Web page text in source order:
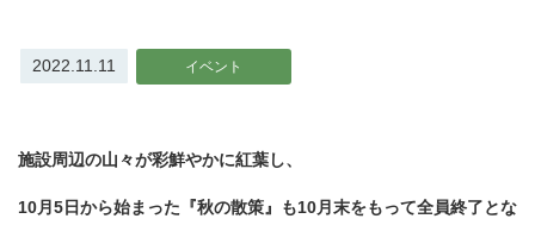
2022.11.11 イベント
施設周辺の山々が彩鮮やかに紅葉し、
10月5日から始まった『秋の散策』も10月末をもって全員終了とな